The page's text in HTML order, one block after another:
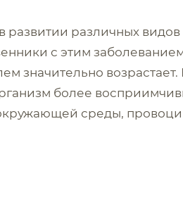
развитии различных видов
с этим
значительно
более
среды,